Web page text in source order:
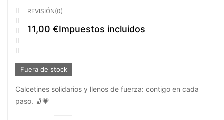





REVISIÓN(0)
11,00 €Impuestos incluidos
Fuera de stock
Calcetines solidarios y llenos de fuerza: contigo en cada
paso. 🧦💗